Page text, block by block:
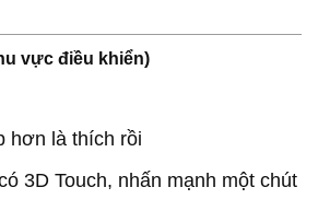
vực điều khiển)
hơn là thích rồi
3D Touch, nhấn mạnh một chút